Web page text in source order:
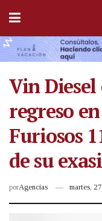
Vin
regreso
Furiosos
de su
porAgencias martes,